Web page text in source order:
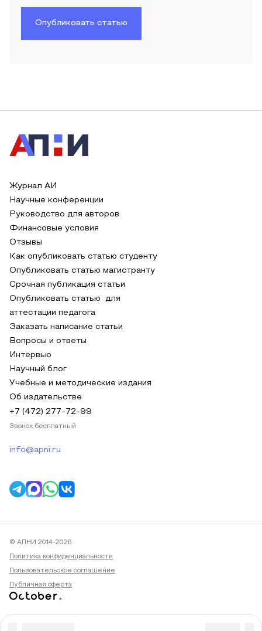
Опубликовать статью
Журнал АИ
Научные конференции
Руководство для авторов
Финансовые условия
Отзывы
Как опубликовать статью студенту
Опубликовать статью магистранту
Срочная публикация статьи
Опубликовать статью для
аттестации педагога
Заказать написание статьи
Вопросы и ответы
Интервью
Научный блог
Учебные и методические издания
Об издательстве
+7 (472) 277-72-99
Звонок бесплатный
info@apni.ru
© АПНИ 2014-2026
Политика конфиденциальности
Пользовательское соглашение
Публичная оферта